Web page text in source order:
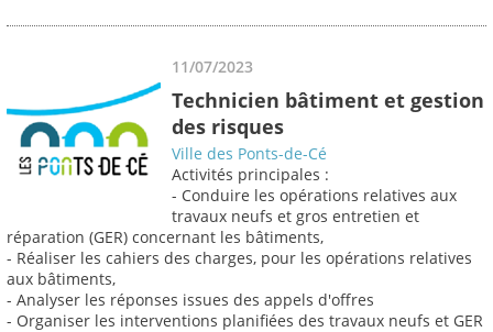
11/07/2023
Technicien bâtiment et gestion
des risques
Ville des Ponts-de-Cé
Activités principales :
- Conduire les opérations relatives aux
travaux neufs et gros entretien et
réparation (GER) concernant les bâtiments,
- Réaliser les cahiers des charges, pour les opérations relatives
aux bâtiments,
- Analyser les réponses issues des appels d'offres
- Organiser les interventions planifiées des travaux neufs et GER